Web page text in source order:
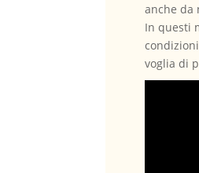
anche da
In questi
voglia di